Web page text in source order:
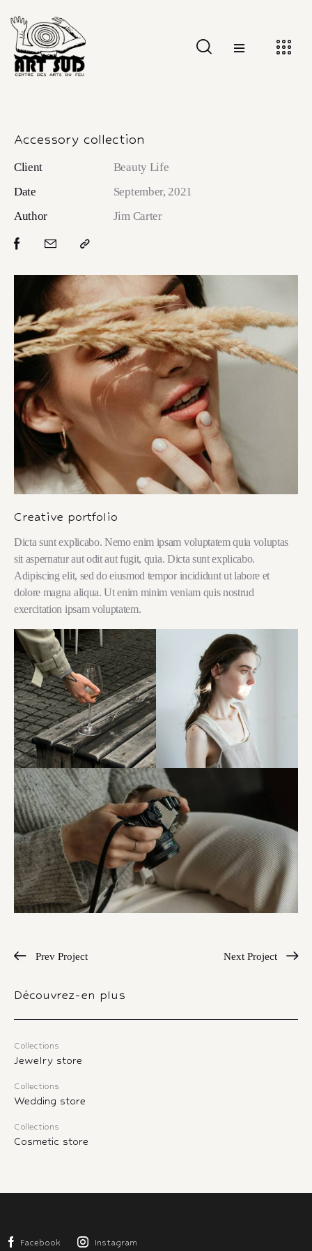
Accessory collection
Creative portfolio
Dicta sunt explicabo. Nemo enim ipsam voluptatem quia voluptas
sit aspernatur aut odit aut fugit, quia. Dicta sunt explicabo.
Adipiscing elit, sed do eiusmod tempor incididunt ut labore et
dolore magna aliqua. Ut enim minim veniam quis nostrud
exercitation ipsam voluptatem.
Client
Beauty Life
Date
September, 2021
Author
Jim Carter
Prev Project Next Project
Découvrez-en plus
Collections
Jewelry store
Collections
Wedding store
Collections
Cosmetic store
Facebook Instagram